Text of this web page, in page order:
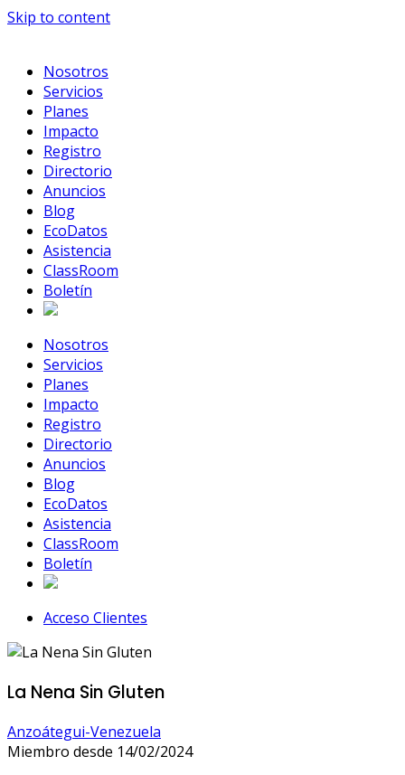
Skip to content
Nosotros
Servicios
Planes
Impacto
Registro
Directorio
Anuncios
Blog
EcoDatos
Asistencia
ClassRoom
Boletín
Nosotros
Servicios
Planes
Impacto
Registro
Directorio
Anuncios
Blog
EcoDatos
Asistencia
ClassRoom
Boletín
Acceso Clientes
La Nena Sin Gluten
Anzoátegui-Venezuela
Miembro desde 14/02/2024